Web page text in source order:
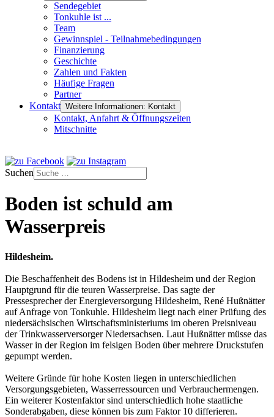
Sendegebiet
Tonkuhle ist ...
Team
Gewinnspiel - Teilnahmebedingungen
Finanzierung
Geschichte
Zahlen und Fakten
Häufige Fragen
Partner
Kontakt Weitere Informationen: Kontakt
Kontakt, Anfahrt & Öffnungszeiten
Mitschnitte
Suchen
Boden ist schuld am
Wasserpreis
Hildesheim.
Die Beschaffenheit des Bodens ist in Hildesheim und der Region
Hauptgrund für die teuren Wasserpreise. Das sagte der
Pressesprecher der Energieversorgung Hildesheim, René Hußnätter
auf Anfrage von Tonkuhle. Hildesheim liegt nach einer Prüfung des
niedersächsischen Wirtschaftsministeriums im oberen Preisniveau
der Trinkwasserversorger Niedersachsen. Laut Hußnätter müsse das
Wasser in der Region im felsigen Boden über mehrere Druckstufen
gepumpt werden.
Weitere Gründe für hohe Kosten liegen in unterschiedlichen
Versorgungsgebieten, Wasserressourcen und Verbrauchermengen.
Ein weiterer Kostenfaktor sind unterschiedlich hohe staatliche
Sonderabgaben, diese können bis zum Faktor 10 differieren.